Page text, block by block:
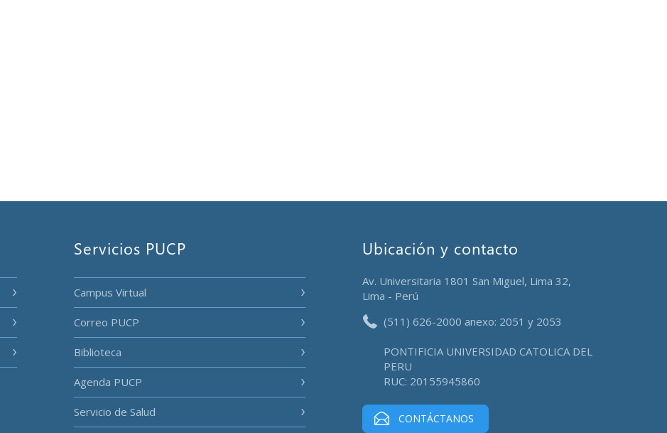
Servicios PUCP
Campus Virtual
Correo PUCP
Biblioteca
Agenda PUCP
Servicio de Salud
Ubicación y contacto
Av. Universitaria 1801 San Miguel, Lima 32,
Lima - Perú
(511) 626-2000 anexo: 2051 y 2053
PONTIFICIA UNIVERSIDAD CATOLICA DEL
PERU
RUC: 20155945860
CONTÁCTANOS